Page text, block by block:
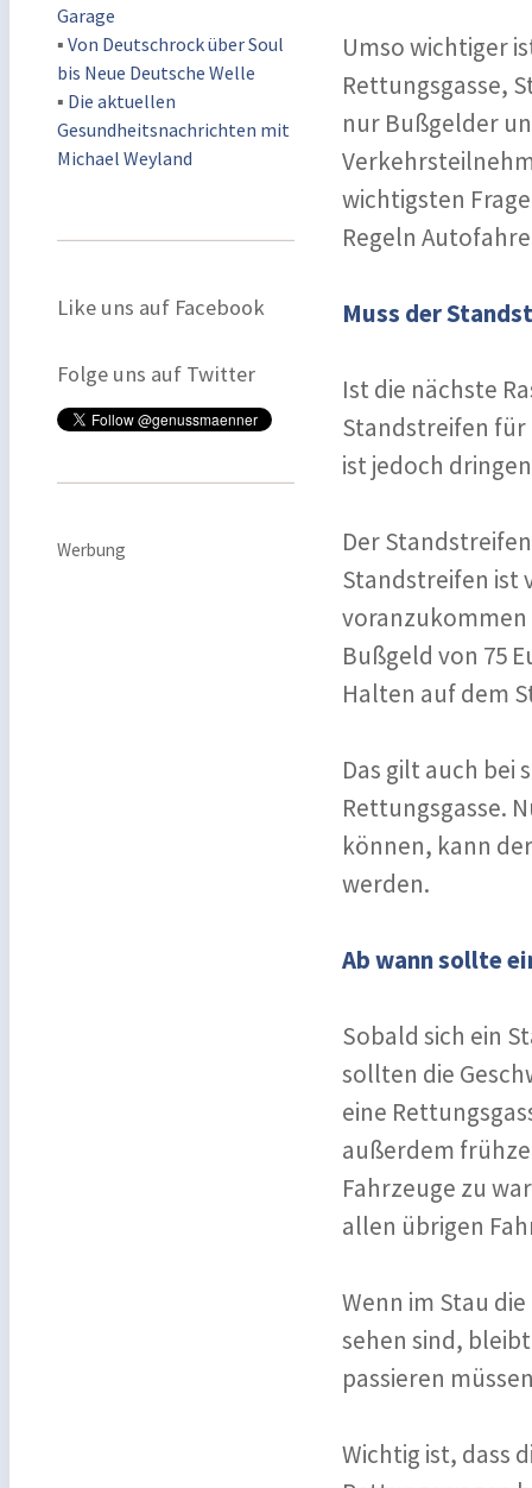
Garage
▪ Von Deutschrock über Soul
bis Neue Deutsche Welle
▪ Die aktuellen
Gesundheitsnachrichten mit
Michael Weyland
Like uns auf Facebook
Folge uns auf Twitter
Werbung
Umso wichtiger
Rettungsgasse,
nur Bußgelder
wichtigsten
Regeln
Muss der
Ist die nächste
Standstreifen
ist jedoch
Der
Standstreifen ist
voranzukommen
Bußgeld von 75
Halten auf dem
Das gilt auch bei
Rettungsgasse.
können, kann
werden.
Ab wann sollte
Sobald sich ein
sollten die
eine
außerdem
Fahrzeuge zu
allen übrigen
Wenn im Stau
sehen sind,
passieren
Wichtig ist, dass